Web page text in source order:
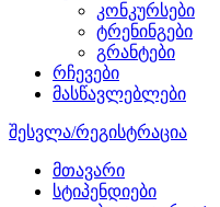
კონკურსები
ტრენინგები
გრანტები
რჩევები
მასწავლებლები
შესვლა/რეგისტრაცია
მთავარი
სტიპენდიები